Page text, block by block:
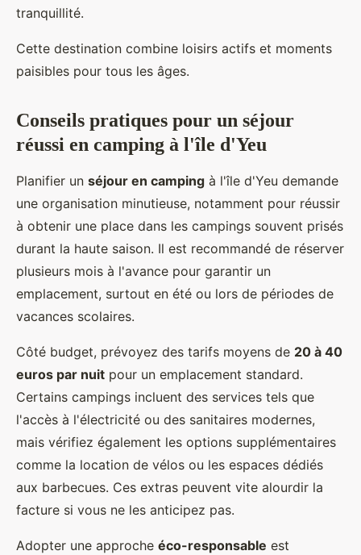
tranquillité.
Cette destination combine loisirs actifs et moments
paisibles pour tous les âges.
Conseils pratiques pour un séjour
réussi en camping à l'île d'Yeu
Planifier un séjour en camping à l'île d'Yeu demande
une organisation minutieuse, notamment pour réussir
à obtenir une place dans les campings souvent prisés
durant la haute saison. Il est recommandé de réserver
plusieurs mois à l'avance pour garantir un
emplacement, surtout en été ou lors de périodes de
vacances scolaires.
Côté budget, prévoyez des tarifs moyens de 20 à 40
euros par nuit pour un emplacement standard.
Certains campings incluent des services tels que
l'accès à l'électricité ou des sanitaires modernes,
mais vérifiez également les options supplémentaires
comme la location de vélos ou les espaces dédiés
aux barbecues. Ces extras peuvent vite alourdir la
facture si vous ne les anticipez pas.
Adopter une approche éco-responsable est